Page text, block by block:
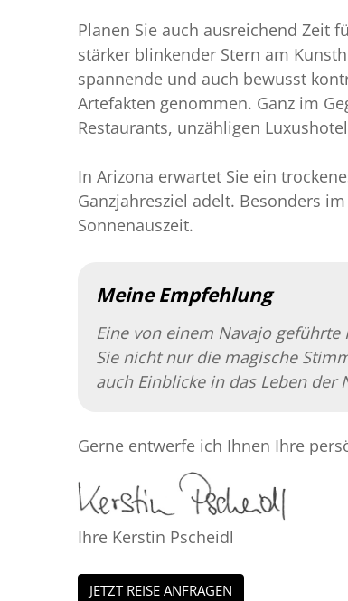
Planen Sie auch ausreichend Zeit
stärker blinkender Stern am
spannende und auch bewusst
Artefakten genommen. Ganz im
Restaurants, unzähligen
In Arizona erwartet Sie ein
Ganzjahresziel adelt. Besonders
Sonnenauszeit.
Meine Empfehlung
Eine von einem Navajo
Sie nicht nur die magische
auch Einblicke in das Leben der
Gerne entwerfe ich Ihnen Ihre
Ihre Kerstin Pscheidl
JETZT REISE ANFRAGEN